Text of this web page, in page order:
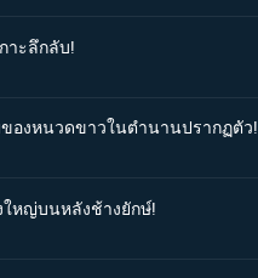
าะลึกลับ!
ของหนวดขาวในตำนานปรากฏตัว!
ใหญ่บนหลังช้างยักษ์!